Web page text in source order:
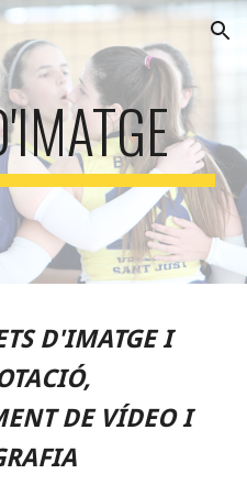
Skip to navigation
D'IMATGE I
DE VÍDEO I